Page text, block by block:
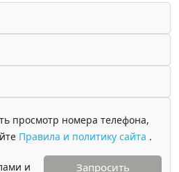
просмотр номера телефона,
Правила и политику сайта .
и
Запросить